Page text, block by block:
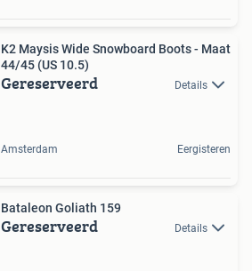
K2 Maysis Wide Snowboard Boots - Maat
44/45 (US 10.5)
Gereserveerd Details
Amsterdam Eergisteren
Bataleon Goliath 159
Gereserveerd Details